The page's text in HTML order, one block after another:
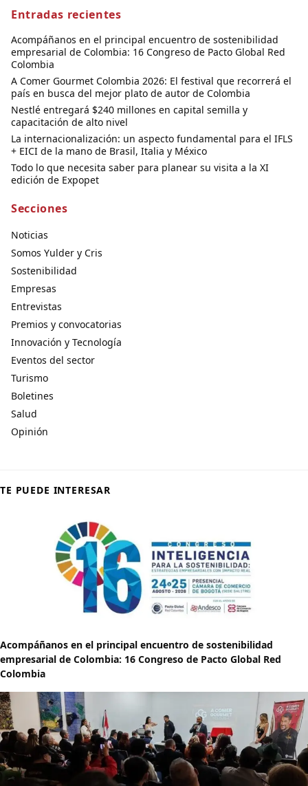
Entradas recientes
Acompáñanos en el principal encuentro de sostenibilidad
empresarial de Colombia: 16 Congreso de Pacto Global Red
Colombia
A Comer Gourmet Colombia 2026: El festival que recorrerá el
país en busca del mejor plato de autor de Colombia
Nestlé entregará $240 millones en capital semilla y
capacitación de alto nivel
La internacionalización: un aspecto fundamental para el IFLS
+ EICI de la mano de Brasil, Italia y México
Todo lo que necesita saber para planear su visita a la XI
edición de Expopet
Secciones
Noticias
Somos Yulder y Cris
Sostenibilidad
Empresas
Entrevistas
Premios y convocatorias
Innovación y Tecnología
Eventos del sector
Turismo
Boletines
Salud
Opinión
TE PUEDE INTERESAR
Acompáñanos en el principal encuentro de sostenibilidad
empresarial de Colombia: 16 Congreso de Pacto Global Red
Colombia